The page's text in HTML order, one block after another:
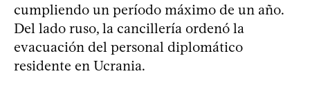
cumpliendo un período máximo de un año.
Del lado ruso, la cancillería ordenó la
evacuación del personal diplomático
residente en Ucrania.